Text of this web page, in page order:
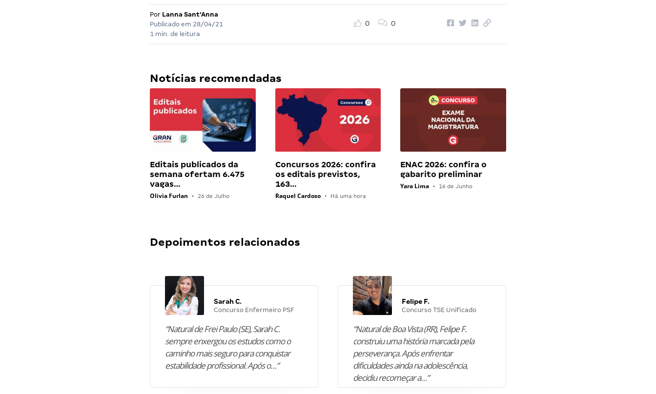
Por Lanna Sant'Anna
Publicado em 28/04/21
1 min. de leitura
0 0
Notícias recomendadas
Editais publicados da
semana ofertam 6.475
vagas…
Olivia Furlan • 26 de Julho
Concursos 2026: confira
os editais previstos,
163…
Raquel Cardoso • Há uma hora
ENAC 2026: confira o
gabarito preliminar
Yara Lima • 16 de Junho
Depoimentos relacionados
Sarah C.
Concurso Enfermeiro PSF
“Natural de Frei Paulo (SE), Sarah C.
sempre enxergou os estudos como o
caminho mais seguro para conquistar
estabilidade profissional. Após o…”
Felipe F.
Concurso TSE Unificado
“Natural de Boa Vista (RR), Felipe F.
construiu uma história marcada pela
perseverança. Após enfrentar
dificuldades ainda na adolescência,
decidiu recomeçar a…”